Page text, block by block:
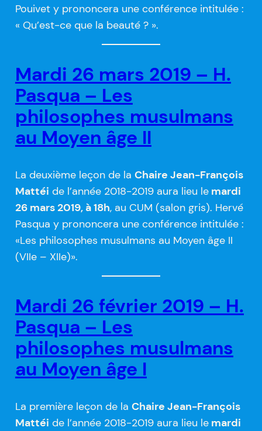
Pouivet y prononcera une conférence intitulée :
« Qu’est-ce que la beauté ? ».
Mardi 26 mars 2019 – H.
Pasqua – Les
philosophes musulmans
au Moyen âge II
La deuxième leçon de la Chaire Jean-François
Mattéi de l’année 2018-2019 aura lieu lemardi
26 mars 2019, à 18h, au CUM (salon gris). Hervé
Pasqua y prononcera une conférence intitulée :
«Les philosophes musulmans au Moyen âge II
(VIIe – XIIe)».
Mardi 26 février 2019 – H.
Pasqua – Les
philosophes musulmans
au Moyen âge I
La première leçon de la Chaire Jean-François
Mattéi de l’année 2018-2019 aura lieu lemardi